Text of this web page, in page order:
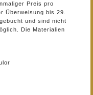
Preis pro
Überweisung bis 29.
und sind nicht
Die Materialien